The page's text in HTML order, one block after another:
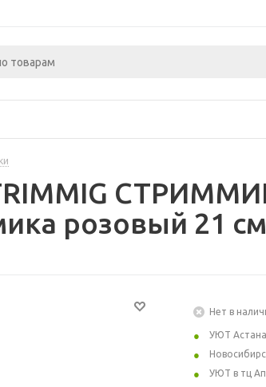
розовый 21 см
Нет в
УЮТ Астана
УЮТ в тц